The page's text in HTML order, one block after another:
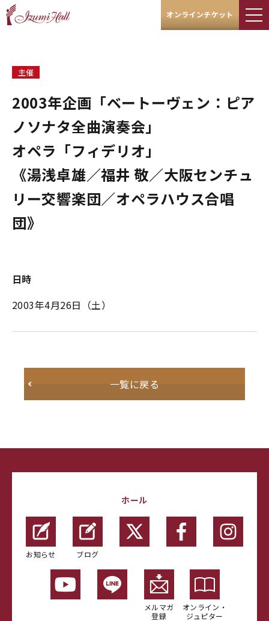
オンラインチケット
主催
2003年企画「ベートーヴェン：ピア
ノソナタ全曲演奏会」
オペラ「フィデリオ」
《湯浅卓雄／福井 敬／大阪センチュ
リー交響楽団／オペラハウス合唱
団》
日時
2003年4月26日（土）
一覧に戻る
ホール
お知らせ ブログ
メルマガ
登録
オンライン・
ジュピター